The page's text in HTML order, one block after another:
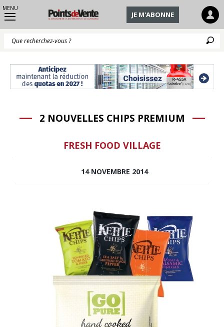
MENU
JE M'ABONNE
2 NOUVELLES CHIPS PREMIUM
FRESH FOOD VILLAGE
14 NOVEMBRE 2014